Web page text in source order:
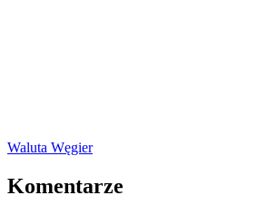
Waluta Węgier
Komentarze